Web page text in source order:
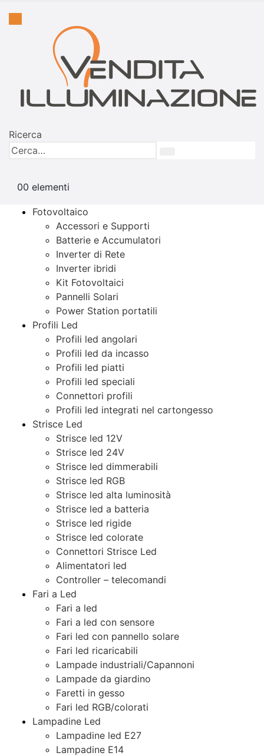
Ricerca
00 elementi
Fotovoltaico
Accessori e Supporti
Batterie e Accumulatori
Inverter di Rete
Inverter ibridi
Kit Fotovoltaici
Pannelli Solari
Power Station portatili
Profili Led
Profili led angolari
Profili led da incasso
Profili led piatti
Profili led speciali
Connettori profili
Profili led integrati nel cartongesso
Strisce Led
Strisce led 12V
Strisce led 24V
Strisce led dimmerabili
Strisce led RGB
Strisce led alta luminosità
Strisce led a batteria
Strisce led rigide
Strisce led colorate
Connettori Strisce Led
Alimentatori led
Controller – telecomandi
Fari a Led
Fari a led
Fari a led con sensore
Fari led con pannello solare
Fari led ricaricabili
Lampade industriali/Capannoni
Lampade da giardino
Faretti in gesso
Fari led RGB/colorati
Lampadine Led
Lampadine led E27
Lampadine E14